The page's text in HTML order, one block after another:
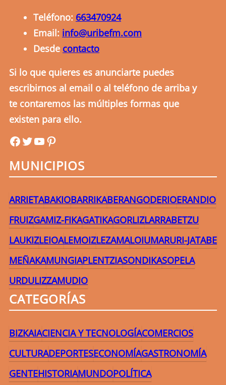
Teléfono: 663470924
Email: info@uribefm.com
Desde contacto
Si lo que quieres es anunciarte puedes
escribirnos al email o al teléfono de arriba y
te contaremos las múltiples formas que
existen para ello.
uribefmuribefmYouTube Pinterest
MUNICIPIOS
ARRIETABAKIOBARRIKABERANGODERIOERANDIO
FRUIZGAMIZ-FIKAGATIKAGORLIZLARRABETZU
LAUKIZLEIOALEMOIZLEZAMALOIUMARURI-JATABE
MEÑAKAMUNGIAPLENTZIASONDIKASOPELA
URDULIZZAMUDIO
CATEGORÍAS
BIZKAIACIENCIA Y TECNOLOGÍACOMERCIOS
CULTURADEPORTESECONOMÍAGASTRONOMÍA
GENTEHISTORIAMUNDOPOLÍTICA